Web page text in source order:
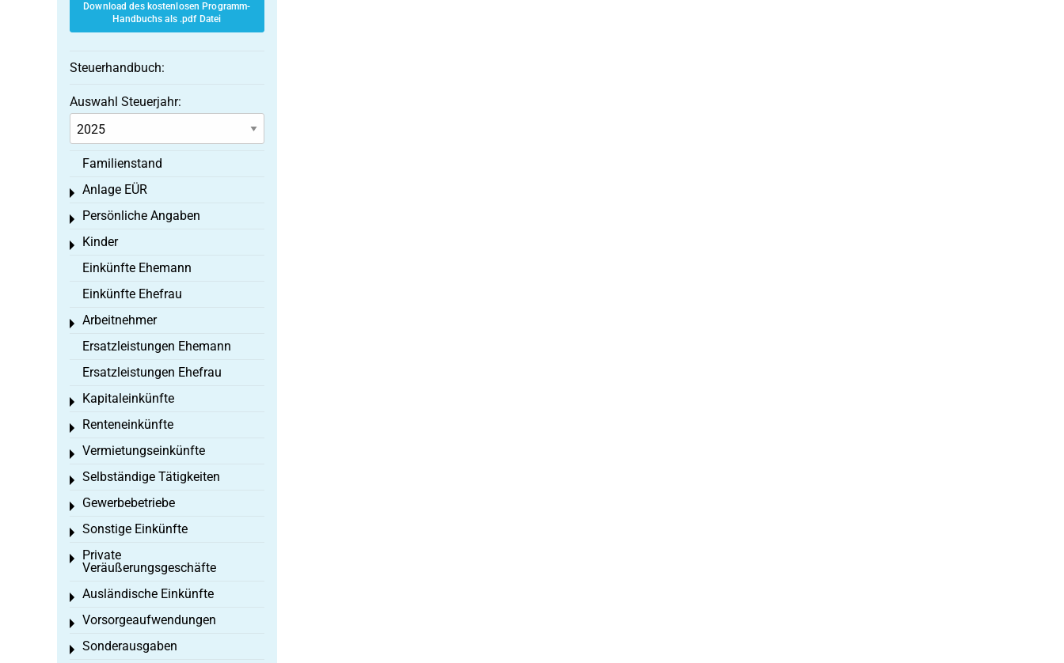
Download des kostenlosen Programm-
Handbuchs als .pdf Datei
Steuerhandbuch:
Auswahl Steuerjahr:
Familienstand
Anlage EÜR
Toggle menu
Persönliche Angaben
Toggle menu
Kinder
Toggle menu
Einkünfte Ehemann
Einkünfte Ehefrau
Arbeitnehmer
Toggle menu
Ersatzleistungen Ehemann
Ersatzleistungen Ehefrau
Kapitaleinkünfte
Toggle menu
Renteneinkünfte
Toggle menu
Vermietungseinkünfte
Toggle menu
Selbständige Tätigkeiten
Toggle menu
Gewerbebetriebe
Toggle menu
Sonstige Einkünfte
Toggle menu
Private
Veräußerungsgeschäfte
Toggle menu
Ausländische Einkünfte
Toggle menu
Vorsorgeaufwendungen
Toggle menu
Sonderausgaben
Toggle menu